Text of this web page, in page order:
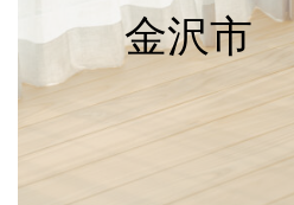
プ
金沢市